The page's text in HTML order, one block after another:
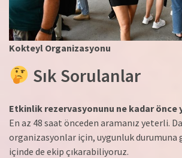
Kokteyl Organizasyonu
Sık Sorulanlar
Etkinlik rezervasyonunu ne kadar önce
En az 48 saat önceden aramanız yeterli.
organizasyonlar için, uygunluk durumuna
içinde de ekip çıkarabiliyoruz.